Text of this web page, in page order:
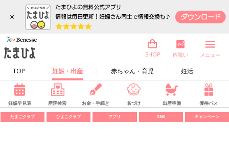
×
TOP 妊娠・出産 赤ちゃん・育児 妊活
SHOP 内祝い メニュー
妊娠早見表 産院検索 お金・手続き 名づけ 出産準備 優待パス
たまごクラブ ひよこクラブ アプリ SNS キャンペーン